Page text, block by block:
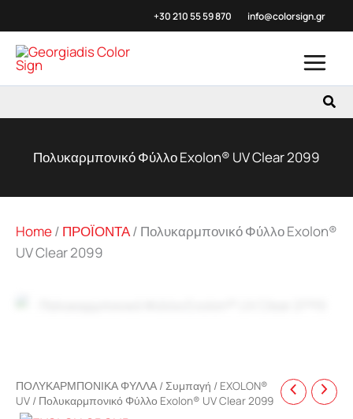
στο
περιεχόμενο
+30 210 55 59870 info@colorsign.gr
Πολυκαρμπονικό Φύλλο Exolon® UV Clear 2099
Home/ ΠΡΟΪΟΝΤΑ/ Πολυκαρμπονικό Φύλλο Exolon®
UV Clear 2099
ΠΟΛΥΚΑΡΜΠΟΝΙΚΑ ΦΥΛΛΑ /Συμπαγή / EXOLON®
UV / Πολυκαρμπονικό Φύλλο Exolon® UV Clear 2099